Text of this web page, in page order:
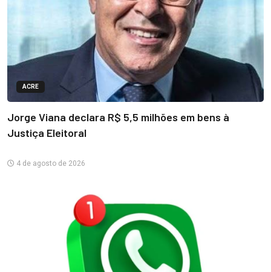
ACRE
Jorge Viana declara R$ 5,5 milhões em bens à
Justiça Eleitoral
4 de agosto de 2026